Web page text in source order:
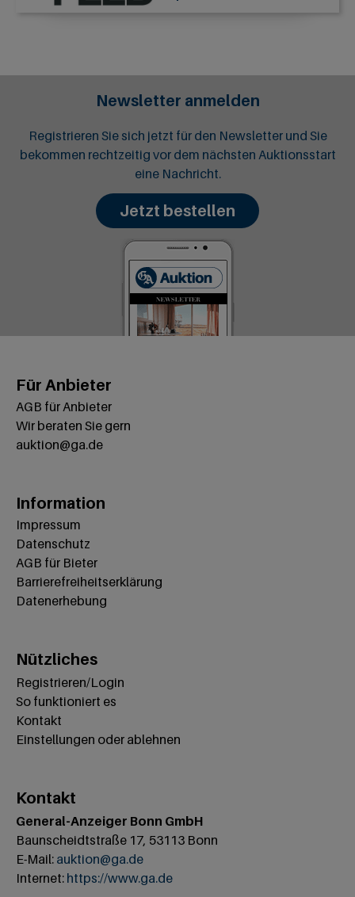
Newsletter anmelden
Registrieren Sie sich jetzt für den Newsletter und Sie
bekommen rechtzeitig vor dem nächsten Auktionsstart
eine Nachricht.
Jetzt bestellen
Für Anbieter
AGB für Anbieter
Wir beraten Sie gern
auktion@ga.de
Information
Impressum
Datenschutz
AGB für Bieter
Barrierefreiheitserklärung
Datenerhebung
Nützliches
Registrieren/Login
So funktioniert es
Kontakt
Einstellungen oder ablehnen
Kontakt
General-Anzeiger Bonn GmbH
Baunscheidtstraße 17, 53113 Bonn
E-Mail: auktion@ga.de
Internet: https://www.ga.de